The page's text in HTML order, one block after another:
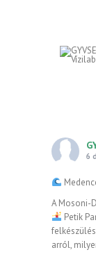
6
A Mosoni-
Petik
arról,